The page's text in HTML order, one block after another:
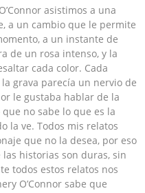
asistimos a una
a un cambio que le permite
a un instante de
de un rosa intenso, y la
cada color. Cada
grava parecía un nervio de
le gustaba hablar de la
no sabe lo que es la
la ve. Todos mis relatos
que no la desea, por eso
historias son duras, sin
todos estos relatos nos
O’Connor sabe que